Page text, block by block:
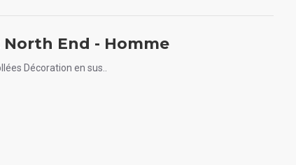
End - Homme
Décoration en sus..